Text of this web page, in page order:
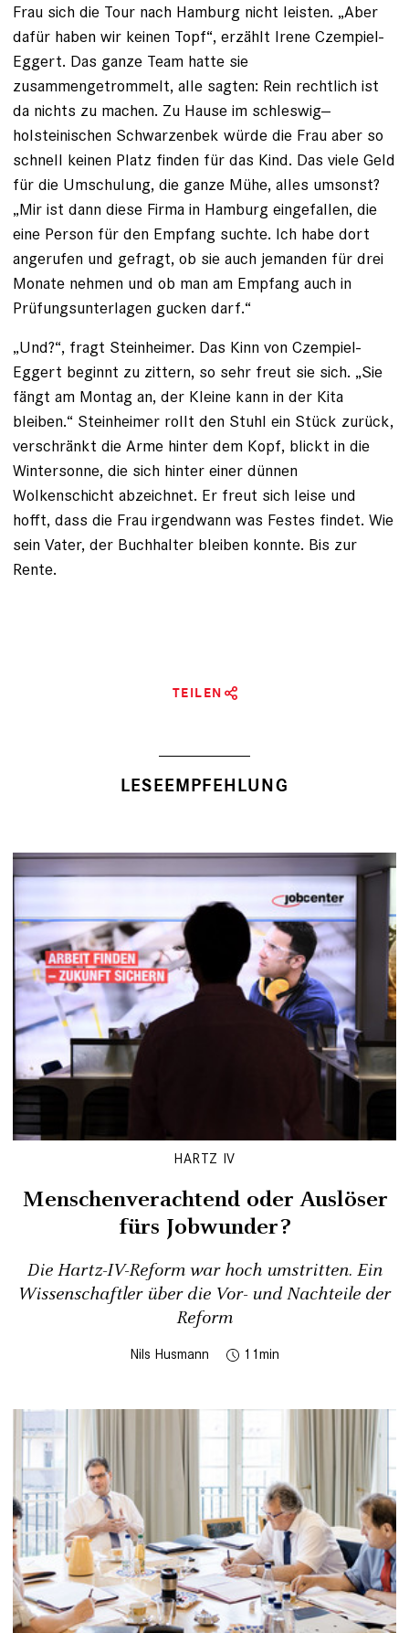
Frau sich die Tour nach Hamburg nicht leisten. „Aber
dafür haben wir keinen Topf“, erzählt Irene ­Czempiel-
Eggert. Das ganze Team hatte sie
zusammengetrommelt, alle sagten: Rein rechtlich ist
da nichts zu machen. Zu Hause im schleswig-­
holsteinischen Schwarzenbek würde die Frau aber so
schnell keinen Platz finden für das Kind. Das viele Geld
für die Umschulung, die ganze Mühe, alles umsonst?
„Mir ist dann diese Firma in Hamburg eingefallen, die
eine Person für den Empfang suchte. Ich habe dort
angerufen und gefragt, ob sie auch jemanden für drei
Monate nehmen und ob man am Empfang auch in
Prüfungsunter­lagen gucken darf.“
„Und?“, fragt Steinheimer. Das Kinn von Czempiel-
Eggert beginnt zu zittern, so sehr freut sie sich. „Sie
fängt am Montag an, der Kleine kann in der Kita
bleiben.“ Steinheimer rollt den Stuhl ein Stück zurück,
verschränkt die Arme hinter dem Kopf, blickt in die
Wintersonne, die sich hinter einer dünnen
Wolkenschicht abzeichnet. Er freut sich leise und
hofft, dass die Frau ­irgendwann was Festes findet. Wie
sein Vater, der Buchhalter bleiben konnte. Bis zur
Rente.
TEILEN
LESEEMPFEHLUNG
HARTZ IV
Menschenverachtend oder Auslöser
fürs Jobwunder?
Die Hartz-IV-Reform war hoch umstritten. Ein
Wissenschaftler über die Vor- und Nachteile der
Reform
Nils Husmann 11